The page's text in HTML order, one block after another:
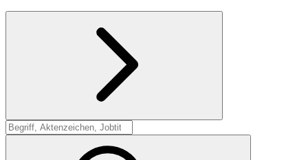
Suche